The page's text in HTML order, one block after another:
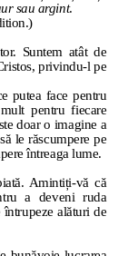
sau argint.
Suntem atât de
privindu-l pe
putea face pentru
pentru fiecare
doar o imagine a
le răscumpere pe
întreaga lume.
Amintiți-vă că
a deveni ruda
întrupeze alături de